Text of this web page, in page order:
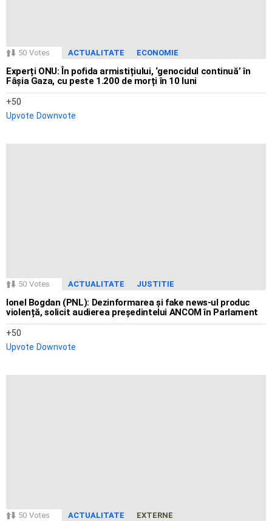
50 Votes ACTUALITATE ECONOMIE
Experți ONU: În pofida armistițiului, ‘genocidul continuă’ în
Fâșia Gaza, cu peste 1.200 de morți în 10 luni
50
Upvote Downvote
50 Votes ACTUALITATE JUSTITIE
Ionel Bogdan (PNL): Dezinformarea și fake news-ul produc
violență, solicit audierea președintelui ANCOM în Parlament
50
Upvote Downvote
50 Votes ACTUALITATE EXTERNE